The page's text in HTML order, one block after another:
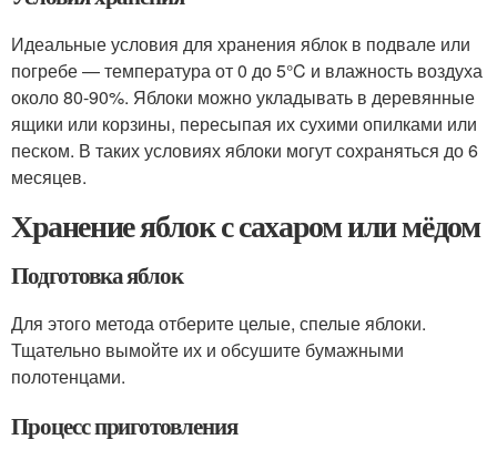
Идеальные условия для хранения яблок в подвале или
погребе — температура от 0 до 5°C и влажность воздуха
около 80-90%. Яблоки можно укладывать в деревянные
ящики или корзины, пересыпая их сухими опилками или
песком. В таких условиях яблоки могут сохраняться до 6
месяцев.
Хранение яблок с сахаром или мёдом
Подготовка яблок
Для этого метода отберите целые, спелые яблоки.
Тщательно вымойте их и обсушите бумажными
полотенцами.
Процесс приготовления